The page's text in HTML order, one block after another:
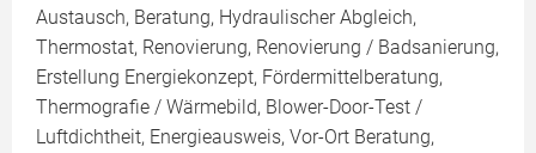
Austausch, Beratung, Hydraulischer Abgleich,
Thermostat, Renovierung, Renovierung / Badsanierung,
Erstellung Energiekonzept, Fördermittelberatung,
Thermografie / Wärmebild, Blower-Door-Test /
Luftdichtheit, Energieausweis, Vor-Ort Beratung,